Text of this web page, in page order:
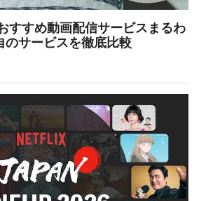
すすめ動画配信サービスまるわ
サービスを徹底比較